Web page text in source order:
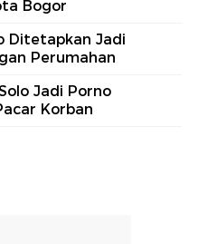
Bogor
Ditetapkan Jadi
Perumahan
Jadi Porno
Korban